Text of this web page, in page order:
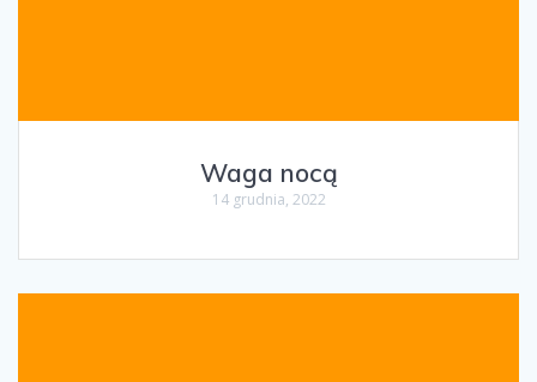
Waga nocą
14 grudnia, 2022